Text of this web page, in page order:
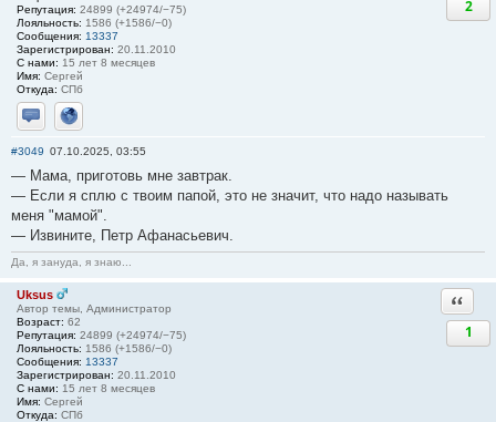
Репутация: 24899 (+24974/−75)
Лояльность: 1586 (+1586/−0)
Сообщения: 13337
Зарегистрирован: 20.11.2010
С нами: 15 лет 8 месяцев
Имя: Сергей
Откуда: СПб
Отправить личное сообщение
Сайт
2
#3049 07.10.2025, 03:55
— Мама, приготовь мне завтрак.
— Если я сплю с твоим папой, это не значит, что надо называть
меня "мамой".
— Извините, Петр Афанасьевич.
Да, я зануда, я знаю...
Uksus
Автор темы, Администратор
Возраст: 62
Репутация: 24899 (+24974/−75)
Лояльность: 1586 (+1586/−0)
Сообщения: 13337
Зарегистрирован: 20.11.2010
С нами: 15 лет 8 месяцев
Имя: Сергей
Откуда: СПб
1